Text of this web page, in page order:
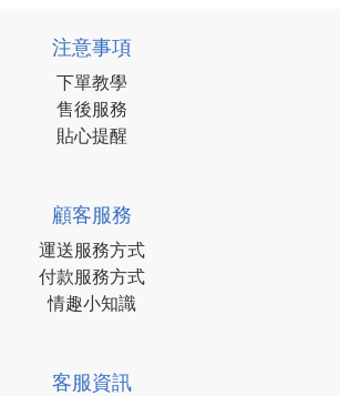
注意事項
下單教學
售後服務
貼心提醒
顧客服務
運送服務方式
付款服務方式
情趣小知識
客服資訊